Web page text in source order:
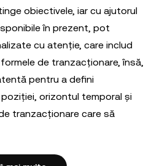
obiectivele, iar cu ajutorul
în prezent, pot
cu atenție, care includ
de tranzacționare, însă,
pentru a defini
orizontul temporal și
tranzacționare care să